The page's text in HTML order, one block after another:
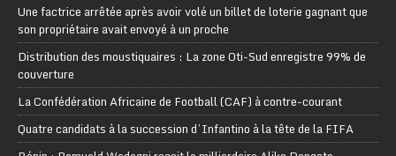
Une factrice arrêtée après avoir volé un billet de loterie gagnant que
son propriétaire avait envoyé à un proche
Distribution des moustiquaires : La zone Oti-Sud enregistre 99% de
couverture
La Confédération Africaine de Football (CAF) à contre-courant
Quatre candidats à la succession d’Infantino à la tête de la FIFA